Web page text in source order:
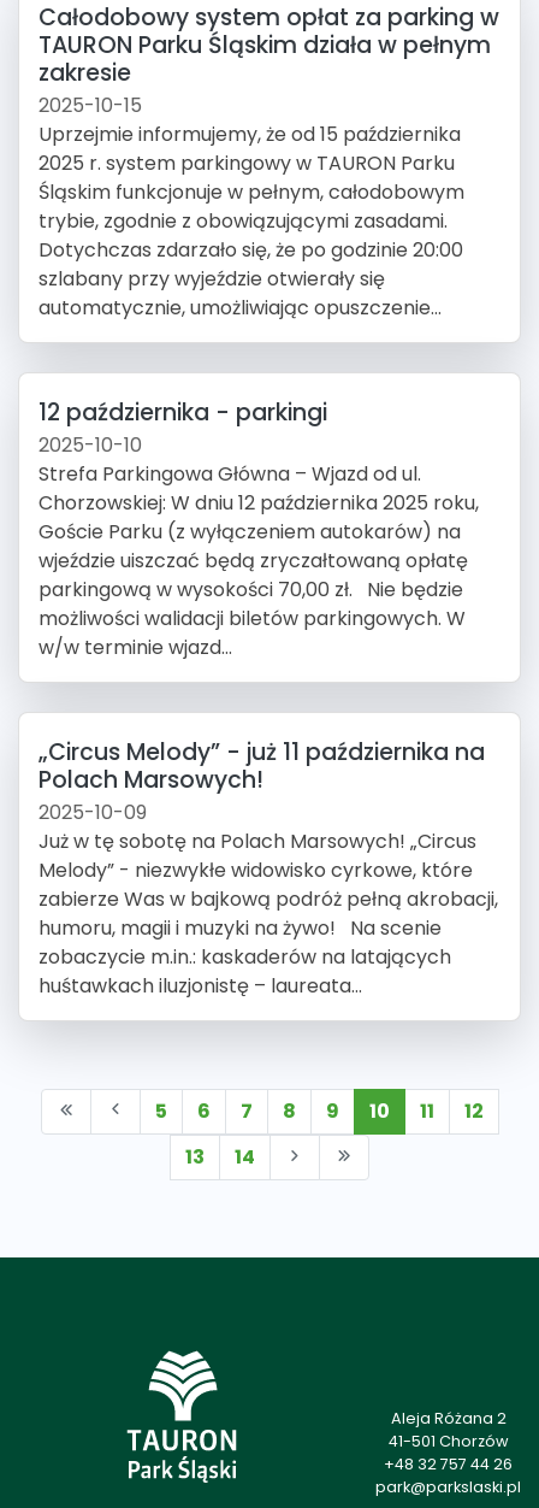
Całodobowy system opłat za parking w
TAURON Parku Śląskim działa w pełnym
zakresie
2025-10-15
Uprzejmie informujemy, że od 15 października
2025 r. system parkingowy w TAURON Parku
Śląskim funkcjonuje w pełnym, całodobowym
trybie, zgodnie z obowiązującymi zasadami.
Dotychczas zdarzało się, że po godzinie 20:00
szlabany przy wyjeździe otwierały się
automatycznie, umożliwiając opuszczenie...
12 października - parkingi
2025-10-10
Strefa Parkingowa Główna – Wjazd od ul.
Chorzowskiej: W dniu 12 października 2025 roku,
Goście Parku (z wyłączeniem autokarów) na
wjeździe uiszczać będą zryczałtowaną opłatę
parkingową w wysokości 70,00 zł. Nie będzie
możliwości walidacji biletów parkingowych. W
w/w terminie wjazd...
„Circus Melody” - już 11 października na
Polach Marsowych!
2025-10-09
Już w tę sobotę na Polach Marsowych! „Circus
Melody” - niezwykłe widowisko cyrkowe, które
zabierze Was w bajkową podróż pełną akrobacji,
humoru, magii i muzyki na żywo! Na scenie
zobaczycie m.in.: kaskaderów na latających
huśtawkach iluzjonistę – laureata...
5 6 7 8 9 10 11
12
13
14
Aleja Różana 2
41-501 Chorzów
+48 32 757 44 26
park@parkslaski.pl